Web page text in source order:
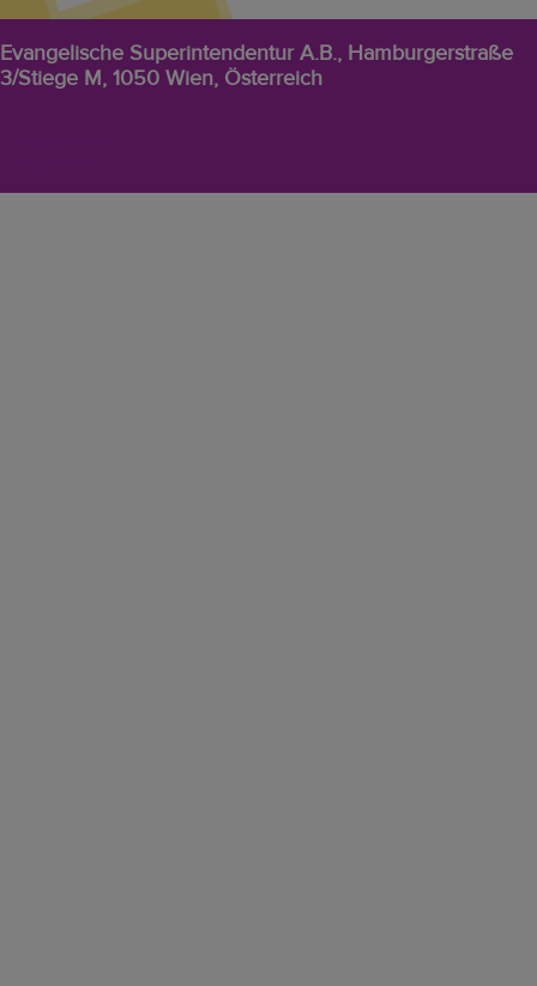
Evangelische Superintendentur A.B., Hamburgerstraße
3/Stiege M, 1050 Wien, Österreich